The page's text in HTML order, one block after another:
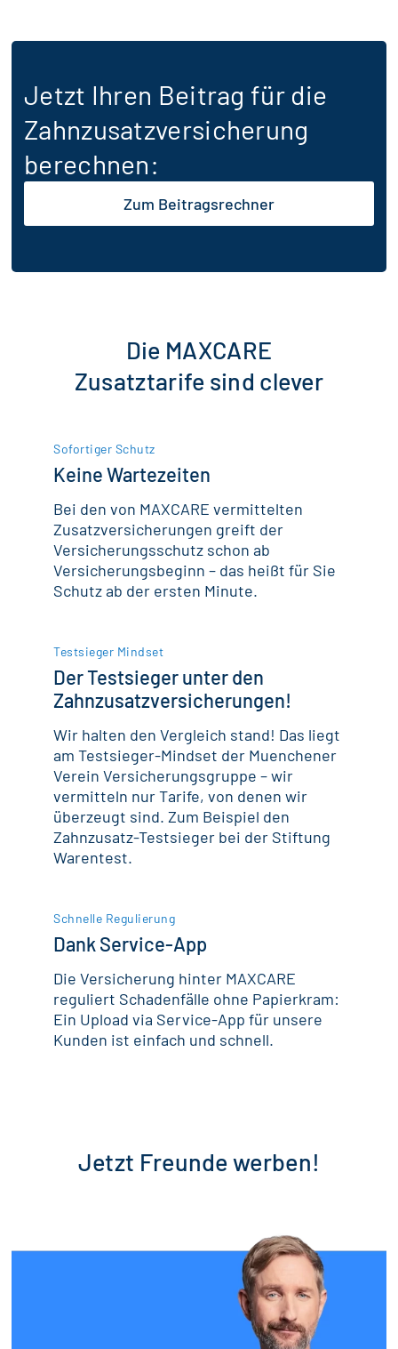
Jetzt Ihren Beitrag für die
Zahnzusatzversicherung
berechnen:
Zum Beitragsrechner
Die MAXCARE
Zusatztarife sind clever
Sofortiger Schutz
Keine Wartezeiten
Bei den von MAXCARE vermittelten
Zusatzversicherungen greift der
Versicherungsschutz schon ab
Versicherungsbeginn – das heißt für Sie
Schutz ab der ersten Minute.
Testsieger Mindset
Der Testsieger unter den
Zahnzusatzversicherungen!
Wir halten den Vergleich stand! Das liegt
am Testsieger-Mindset der Muenchener
Verein Versicherungsgruppe – wir
vermitteln nur Tarife, von denen wir
überzeugt sind. Zum Beispiel den
Zahnzusatz-Testsieger bei der Stiftung
Warentest.
Schnelle Regulierung
Dank Service-App
Die Versicherung hinter MAXCARE
reguliert Schadenfälle ohne Papierkram:
Ein Upload via Service-App für unsere
Kunden ist einfach und schnell.
Jetzt Freunde werben!